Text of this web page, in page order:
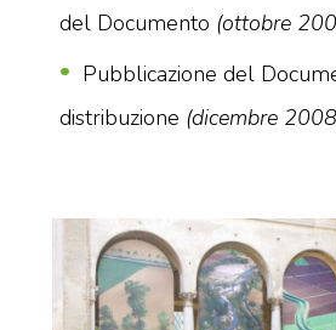
del Documento (ottobre
Pubblicazione del
distribuzione (dicembre